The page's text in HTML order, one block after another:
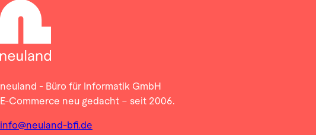
neuland - Büro für Informatik GmbH
E-Commerce neu gedacht – seit 2006.
info@neuland-bfi.de